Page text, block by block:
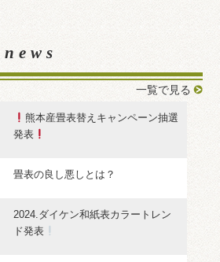
news
一覧で見る
熊本産畳表替えキャンペーン抽選
発表
畳表の良し悪しとは？
2024.ダイケン和紙表カラートレン
ド発表